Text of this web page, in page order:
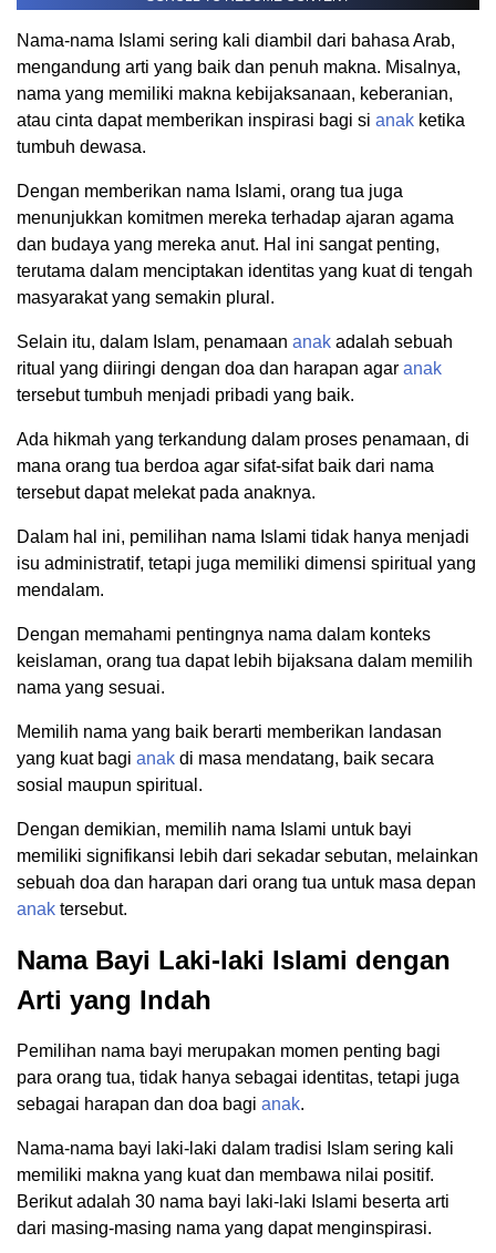
Nama-nama Islami sering kali diambil dari bahasa Arab,
mengandung arti yang baik dan penuh makna. Misalnya,
nama yang memiliki makna kebijaksanaan, keberanian,
atau cinta dapat memberikan inspirasi bagi si anak ketika
tumbuh dewasa.
Dengan memberikan nama Islami, orang tua juga
menunjukkan komitmen mereka terhadap ajaran agama
dan budaya yang mereka anut. Hal ini sangat penting,
terutama dalam menciptakan identitas yang kuat di tengah
masyarakat yang semakin plural.
Selain itu, dalam Islam, penamaan anak adalah sebuah
ritual yang diiringi dengan doa dan harapan agar anak
tersebut tumbuh menjadi pribadi yang baik.
Ada hikmah yang terkandung dalam proses penamaan, di
mana orang tua berdoa agar sifat-sifat baik dari nama
tersebut dapat melekat pada anaknya.
Dalam hal ini, pemilihan nama Islami tidak hanya menjadi
isu administratif, tetapi juga memiliki dimensi spiritual yang
mendalam.
Dengan memahami pentingnya nama dalam konteks
keislaman, orang tua dapat lebih bijaksana dalam memilih
nama yang sesuai.
Memilih nama yang baik berarti memberikan landasan
yang kuat bagi anak di masa mendatang, baik secara
sosial maupun spiritual.
Dengan demikian, memilih nama Islami untuk bayi
memiliki signifikansi lebih dari sekadar sebutan, melainkan
sebuah doa dan harapan dari orang tua untuk masa depan
anak tersebut.
Nama Bayi Laki-laki Islami dengan
Arti yang Indah
Pemilihan nama bayi merupakan momen penting bagi
para orang tua, tidak hanya sebagai identitas, tetapi juga
sebagai harapan dan doa bagi anak.
Nama-nama bayi laki-laki dalam tradisi Islam sering kali
memiliki makna yang kuat dan membawa nilai positif.
Berikut adalah 30 nama bayi laki-laki Islami beserta arti
dari masing-masing nama yang dapat menginspirasi.